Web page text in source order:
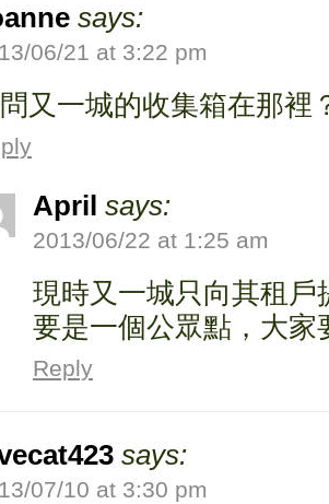
says:
06/21 at 3:22 pm
又一城的收集箱在那裡
April says:
2013/06/22 at 1:25 am
現時又一城只向其租
要是一個公眾點，大家
Reply
says:
07/10 at 3:30 pm